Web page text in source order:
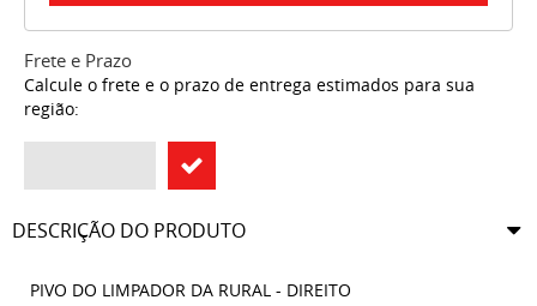
Frete e Prazo
Calcule o frete e o prazo de entrega estimados para sua
região:
DESCRIÇÃO DO PRODUTO
PIVO DO LIMPADOR DA RURAL - DIREITO